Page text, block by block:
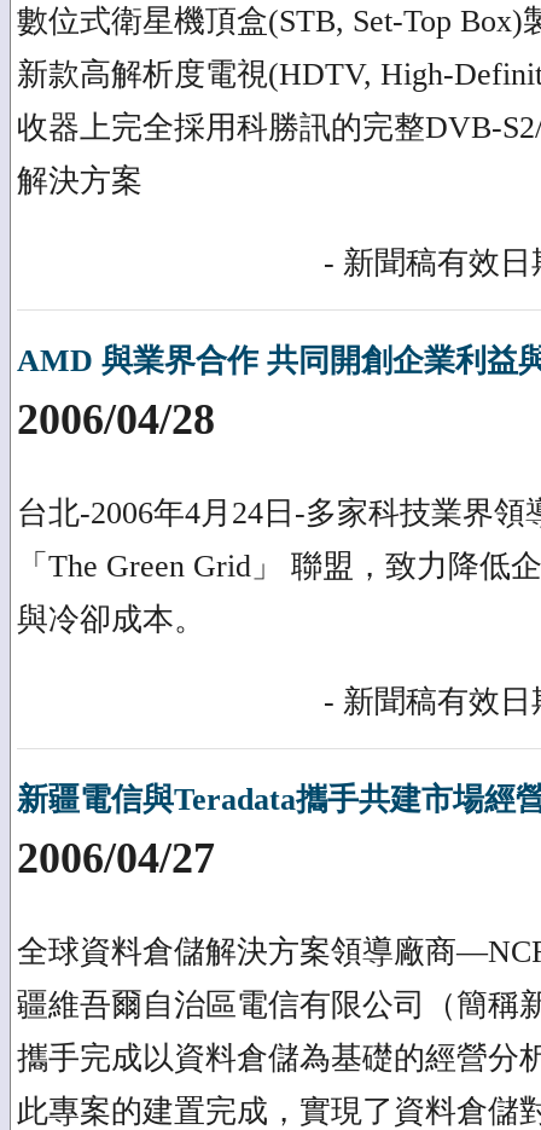
數位式衛星機頂盒(STB, Set-Top Box)
新款高解析度電視(HDTV, High-
收器上完全採用科勝訊的完整DVB-
解決方案
- 新聞稿有效日
AMD 與業界合作 共同開創企業利益
2006/04/28
台北-2006年4月24日-多家科技業界
「The Green Grid」 聯盟，致力降低
與冷卻成本。
- 新聞稿有效日
新疆電信與Teradata攜手共建市場經
2006/04/27
全球資料倉儲解決方案領導廠商
疆維吾爾自治區電信有限公司（簡稱
攜手完成以資料倉儲為基礎的經營分
此專案的建置完成，實現了資料倉儲